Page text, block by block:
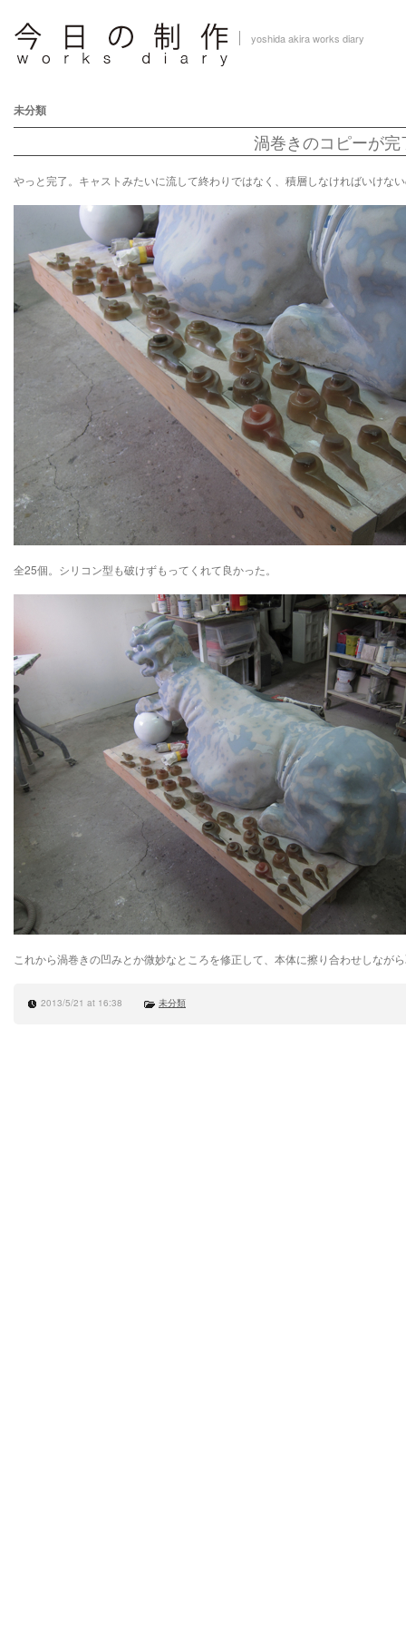
yoshida akira works diary
未分類
渦巻きのコピーが完
やっと完了。キャストみたいに流して終わりではなく、積層しなければいけな
全25個。シリコン型も破けずもってくれて良かった。
これから渦巻きの凹みとか微妙なところを修正して、本体に擦り合わせしなが
2013/5/21 at 16:38 未分類